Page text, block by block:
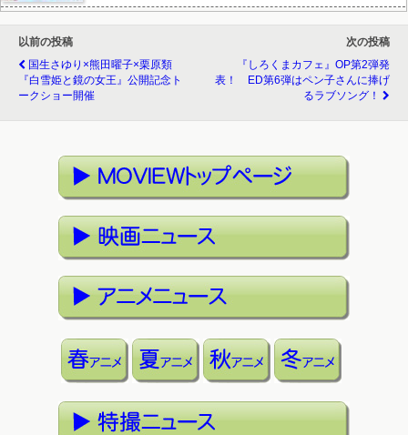
以前の投稿
国生さゆり×熊田曜子×栗原類
『白雪姫と鏡の女王』公開記念ト
ークショー開催
次の投稿
『しろくまカフェ』OP第2弾発
表！ ED第6弾はペン子さんに捧げ
るラブソング！